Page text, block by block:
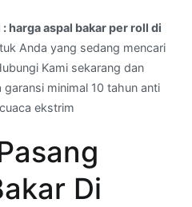
harga aspal bakar per roll di
Anda yang sedang mencari
Kami sekarang dan
minimal 10 tahun anti
ekstrim
Di